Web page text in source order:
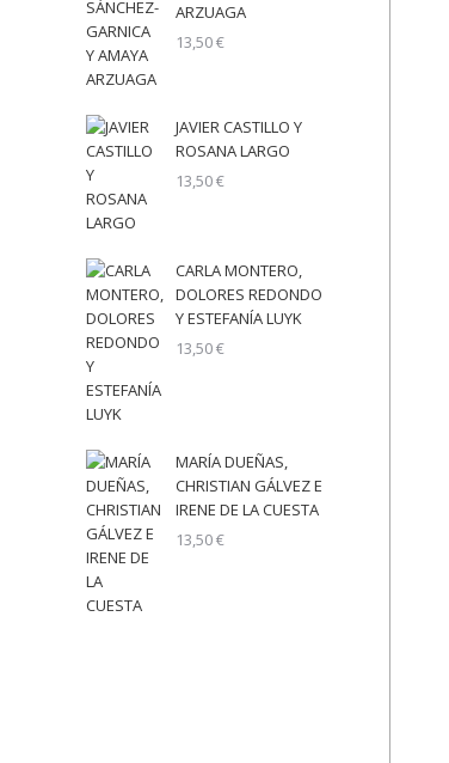
ARZUAGA
13,50€
JAVIER CASTILLO Y
ROSANA LARGO
13,50€
CARLA MONTERO,
DOLORES REDONDO
Y ESTEFANÍA LUYK
13,50€
MARÍA DUEÑAS,
CHRISTIAN GÁLVEZ E
IRENE DE LA CUESTA
13,50€